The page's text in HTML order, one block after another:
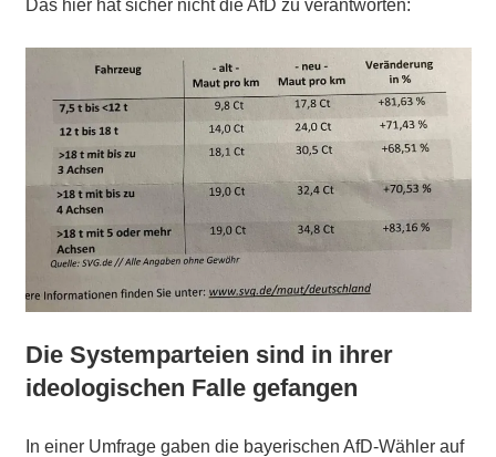
Das hier hat sicher nicht die AfD zu verantworten:
Die Systemparteien sind in ihrer
ideologischen Falle gefangen
In einer Umfrage gaben die bayerischen AfD-Wähler auf